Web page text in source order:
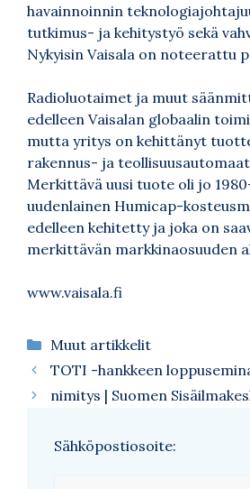
havainnoinnin
tutkimus- ja kehitystyö sekä
Nykyisin Vaisala on noteerattu
Radioluotaimet ja muut
edelleen Vaisalan globaalin
mutta yritys on kehittänyt
rakennus- ja
Merkittävä uusi tuote oli jo
uudenlainen Humicap-
edelleen kehitetty ja joka on
merkittävän markkinaosuuden
www.vaisala.fi
Kategoriat
Muut artikkelit
TOTI -hankkeen
nimitys | Suomen
Sähköpostiosoite: